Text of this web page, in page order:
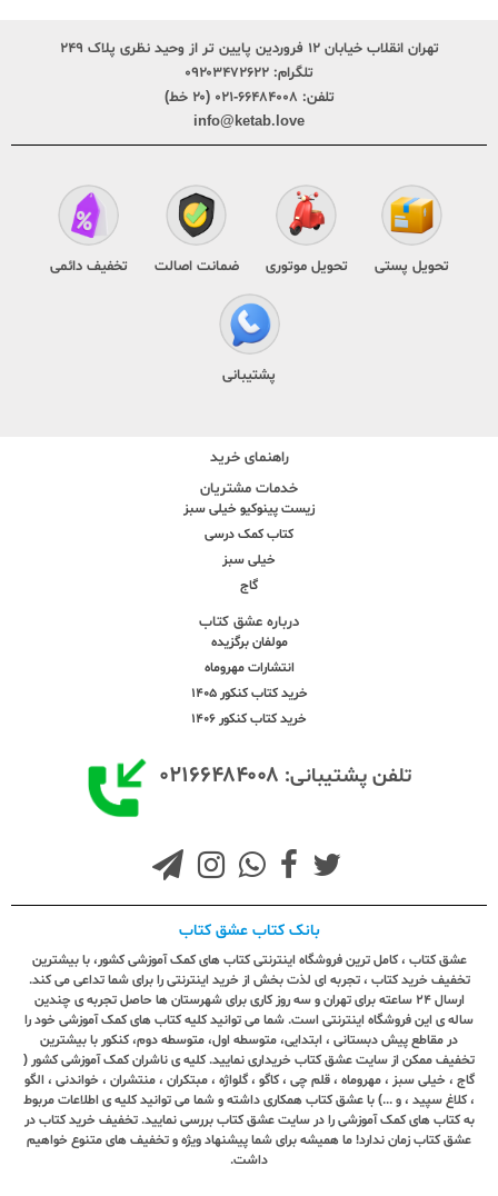
تهران انقلاب خیابان ۱۲ فروردین پایین تر از وحید نظری پلاک ۲۴۹
تلگرام: ۰۹۲۰۳۴۷۲۶۲۲
تلفن: ۶۶۴۸۴۰۰۸-۰۲۱ (۲۰ خط)
info@ketab.love
تحویل پستی تحویل موتوری ضمانت اصالت تخفیف دائمی
پشتیبانی
راهنمای خرید
خدمات مشتریان
زیست پینوکیو خیلی سبز
کتاب کمک درسی
خیلی سبز
گاج
درباره عشق کتاب
مولفان برگزیده
انتشارات مهروماه
خرید کتاب کنکور 1405
خرید کتاب کنکور 1406
تلفن پشتیبانی: ۰۲۱۶۶۴۸۴۰۰۸
بانک کتاب عشق کتاب
عشق کتاب ، کامل ترین فروشگاه اینترنتی کتاب های کمک آموزشی کشور، با بیشترین
تخفیف خرید کتاب ، تجربه ای لذت بخش از خرید اینترنتی را برای شما تداعی می کند.
ارسال ٢٤ ساعته برای تهران و سه روز کاری برای شهرستان ها حاصل تجربه ی چندین
ساله ی این فروشگاه اینترنتی است. شما می توانید کلیه کتاب های کمک آموزشی خود را
در مقاطع پیش دبستانی ، ابتدایی، متوسطه اول، متوسطه دوم، کنکور با بیشترین
تخفیف ممکن از سایت عشق کتاب خریداری نمایید. کلیه ی ناشران کمک آموزشی کشور (
گاج ، خیلی سبز ، مهروماه ، قلم چی ، کاگو ، گلواژه ، مبتکران ، منتشران ، خواندنی ، الگو
، کلاغ سپید ، و ...) با عشق کتاب همکاری داشته و شما می توانید کلیه ی اطلاعات مربوط
به کتاب های کمک آموزشی را در سایت عشق کتاب بررسی نمایید. تخفیف خرید کتاب در
عشق کتاب زمان ندارد! ما همیشه برای شما پیشنهاد ویژه و تخفیف های متنوع خواهیم
داشت.